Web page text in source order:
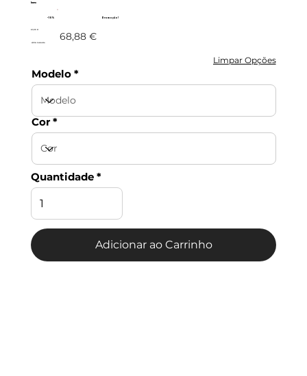
Imex
Promoção!
- 10%
61,99 € 68,88 €
c/IVA incluído
Limpar Opções
Modelo
Cor
Quantidade
Adicionar ao Carrinho